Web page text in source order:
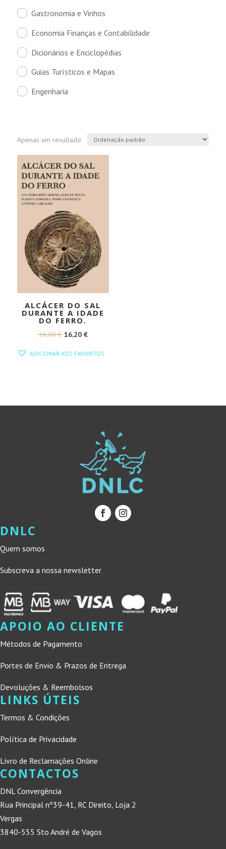
Gastronomia e Vinhos
Economia Finanças e Contabilidade
Dicionários e Enciclopédias
Guias Turísticos e Mapas
Engenharia
Apenas um resultado
ALCÁCER DO SAL
DURANTE A IDADE
DO FERRO.
18,00€ O
16,20 €O
ADICIONAR AOS FAVORITOS
DNLC
Quem somos
Subscreva a nossa newsletter
APOIO AO CLIENTE
Métodos de Pagamento
Portes de Envio & Prazos de Entrega
Devoluções & Reembolsos
LINKS ÚTEIS
Termos & Condições
Política de Privacidade
Livro de Reclamações Online
CONTACTOS
DNL Convergência
Rua Principal nº39-41, RC Direito, Loja 2
Vergas
3840-555 Sto André de Vagos